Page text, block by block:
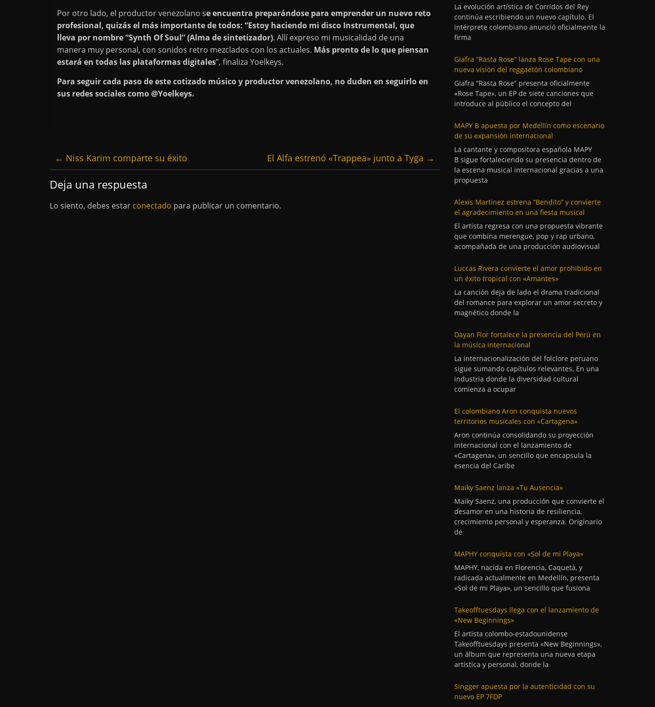
Por otro lado, el productor venezolano se encuentra preparándose para emprender un nuevo reto
profesional, quizás el más importante de todos: “Estoy haciendo mi disco Instrumental, que
lleva por nombre “Synth Of Soul” (Alma de sintetizador). Allí expreso mi musicalidad de una
manera muy personal, con sonidos retro mezclados con los actuales. Más pronto de lo que piensan
estará en todas las plataformas digitales”, finaliza Yoelkeys.
Para seguir cada paso de este cotizado músico y productor venezolano, no duden en seguirlo en
sus redes sociales como @Yoelkeys.
← Niss Karim comparte su éxito El Alfa estrenó «Trappea» junto a Tyga →
Deja una respuesta
Lo siento, debes estar conectado para publicar un comentario.
La evolución artística de Corridos del Rey
continúa escribiendo un nuevo capítulo. El
intérprete colombiano anunció oficialmente la
firma
Giafra “Rasta Rose” lanza Rose Tape con una
nueva visión del reggaetón colombiano
Giafra “Rasta Rose” presenta oficialmente
«Rose Tape», un EP de siete canciones que
introduce al público el concepto del
MAPY B apuesta por Medellín como escenario
de su expansión internacional
La cantante y compositora española MAPY
B sigue fortaleciendo su presencia dentro de
la escena musical internacional gracias a una
propuesta
Alexis Martinez estrena “Bendito” y convierte
el agradecimiento en una fiesta musical
El artista regresa con una propuesta vibrante
que combina merengue, pop y rap urbano,
acompañada de una producción audiovisual
Luccas Rivera convierte el amor prohibido en
un éxito tropical con «Amantes»
La canción deja de lado el drama tradicional
del romance para explorar un amor secreto y
magnético donde la
Dayan Flor fortalece la presencia del Perú en
la música internacional
La internacionalización del folclore peruano
sigue sumando capítulos relevantes. En una
industria donde la diversidad cultural
comienza a ocupar
El colombiano Aron conquista nuevos
territorios musicales con «Cartagena»
Aron continúa consolidando su proyección
internacional con el lanzamiento de
«Cartagena», un sencillo que encapsula la
esencia del Caribe
Maiky Saenz lanza «Tu Ausencia»
Maiky Saenz, una producción que convierte el
desamor en una historia de resiliencia,
crecimiento personal y esperanza. Originario
de
MAPHY conquista con «Sol de mi Playa»
MAPHY, nacida en Florencia, Caquetá, y
radicada actualmente en Medellín, presenta
«Sol de mi Playa», un sencillo que fusiona
Takeofftuesdays llega con el lanzamiento de
«New Beginnings»
El artista colombo-estadounidense
Takeofftuesdays presenta «New Beginnings»,
un álbum que representa una nueva etapa
artística y personal, donde la
Singger apuesta por la autenticidad con su
nuevo EP 7FDP